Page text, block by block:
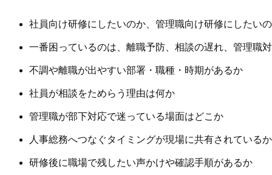
社員向け研修にしたいのか、管理職向け研修にしたい
一番困っているのは、離職予防、相談の遅れ、管理職
不調や離職が出やすい部署・職種・時期があるか
社員が相談をためらう理由は何か
管理職が部下対応で迷っている場面はどこか
人事総務へつなぐタイミングが現場に共有されているか
研修後に職場で残したい声かけや確認手順があるか